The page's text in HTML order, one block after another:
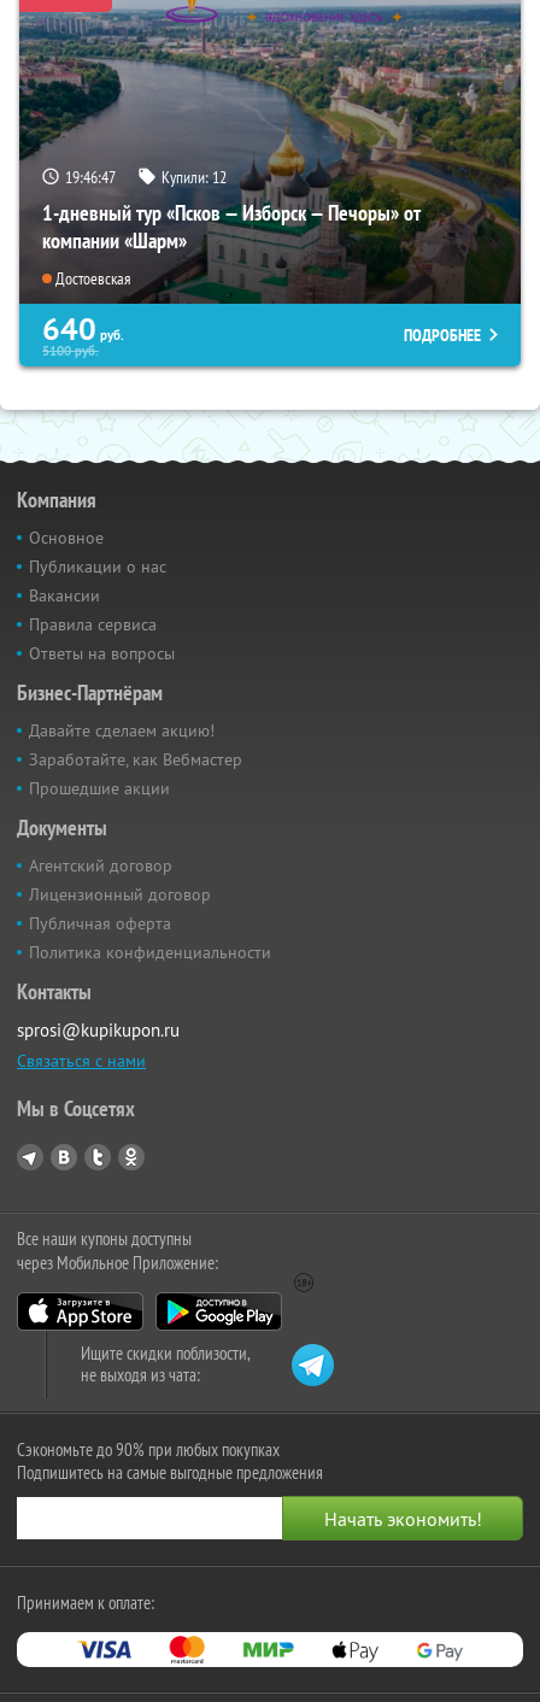
19:46:46 Купили:12
1-дневный тур «Псков — Изборск — Печоры» от
компании «Шарм»
Достоевская
640 руб.
5100руб.
ПОДРОБНЕЕ
Компания
Основное
Публикации о нас
Вакансии
Правила сервиса
Ответы на вопросы
Бизнес-Партнёрам
Давайте сделаем акцию!
Заработайте, как Вебмастер
Прошедшие акции
Документы
Агентский договор
Лицензионный договор
Публичная оферта
Политика конфиденциальности
Контакты
sprosi@kupikupon.ru
Связаться с нами
Мы в Соцсетях
Все наши купоны доступны
через Мобильное Приложение:
Ищите скидки поблизости,
не выходя из чата:
Сэкономьте до 90% при любых покупках
Подпишитесь на самые выгодные предложения
Принимаем к оплате: